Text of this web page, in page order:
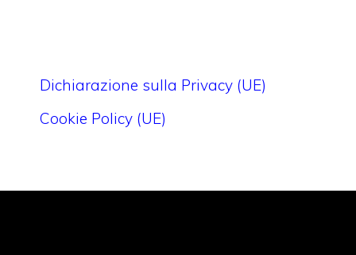
Dichiarazione sulla Privacy (UE)
Cookie Policy (UE)